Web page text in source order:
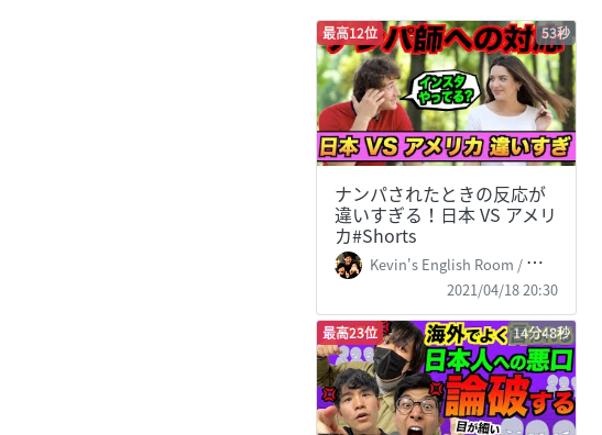
最高12位 53秒
ナンパされたときの反応が
違いすぎる！日本 VS アメリ
カ#Shorts
Kevin's English Room / 掛山ケビ志郎
2021/04/18 20:30
最高23位 14分48秒